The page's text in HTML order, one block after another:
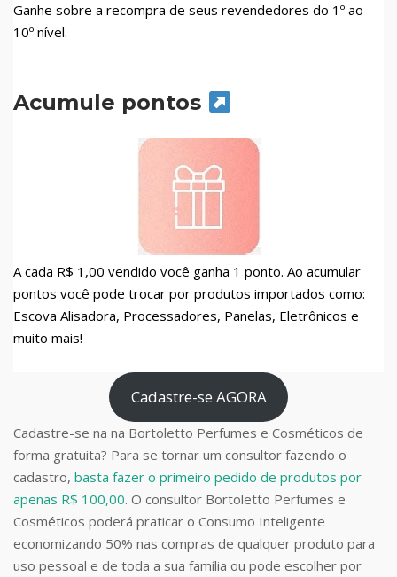
Ganhe sobre a recompra de seus revendedores do 1º ao
10º nível.
Acumule pontos
A cada R$ 1,00 vendido você ganha 1 ponto. Ao acumular
pontos você pode trocar por produtos importados como:
Escova Alisadora, Processadores, Panelas, Eletrônicos e
muito mais!
Cadastre-se AGORA
Cadastre-se na na Bortoletto Perfumes e Cosméticos de
forma gratuita? Para se tornar um consultor fazendo o
cadastro, basta fazer o primeiro pedido de produtos por
apenas R$ 100,00. O consultor Bortoletto Perfumes e
Cosméticos poderá praticar o Consumo Inteligente
economizando 50% nas compras de qualquer produto para
uso pessoal e de toda a sua família ou pode escolher por